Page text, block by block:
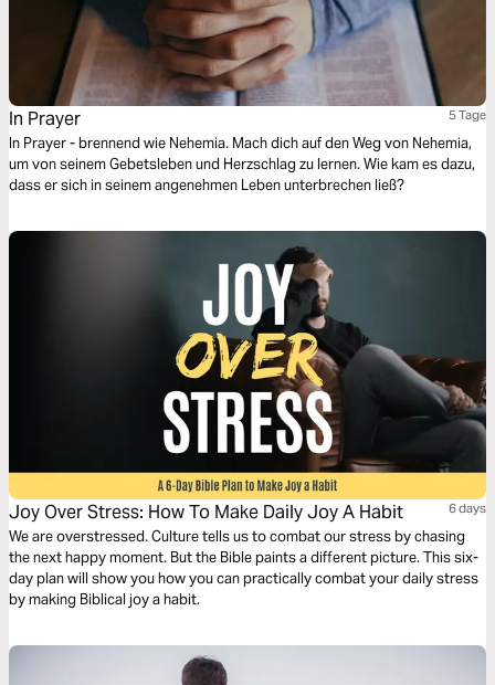
In Prayer 5 Tage
In Prayer - brennend wie Nehemia. Mach dich auf den Weg von Nehemia,
um von seinem Gebetsleben und Herzschlag zu lernen. Wie kam es dazu,
dass er sich in seinem angenehmen Leben unterbrechen ließ?
Joy Over Stress: How To Make Daily Joy A Habit 6 days
We are overstressed. Culture tells us to combat our stress by chasing
the next happy moment. But the Bible paints a different picture. This six-
day plan will show you how you can practically combat your daily stress
by making Biblical joy a habit.